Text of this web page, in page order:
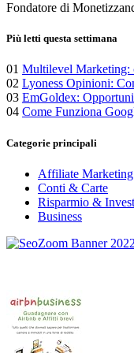
Fondatore di
Più letti questa settimana
01 Multilevel Marketing:
02 Lyoness Opinioni:
03 EmGoldex:
04 Come Funziona
Categorie principali
Affiliate Marketing
Conti & Carte
Risparmio &
Business